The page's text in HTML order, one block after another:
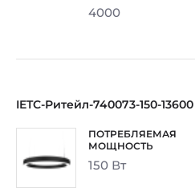
4000
IETC-Ритейл-740073-150-
150 Вт